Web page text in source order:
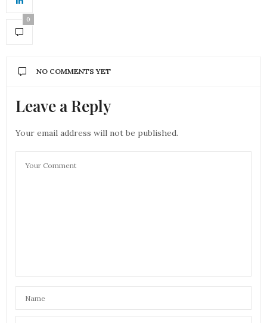
0
NO COMMENTS YET
Leave a Reply
Your email address will not be published.